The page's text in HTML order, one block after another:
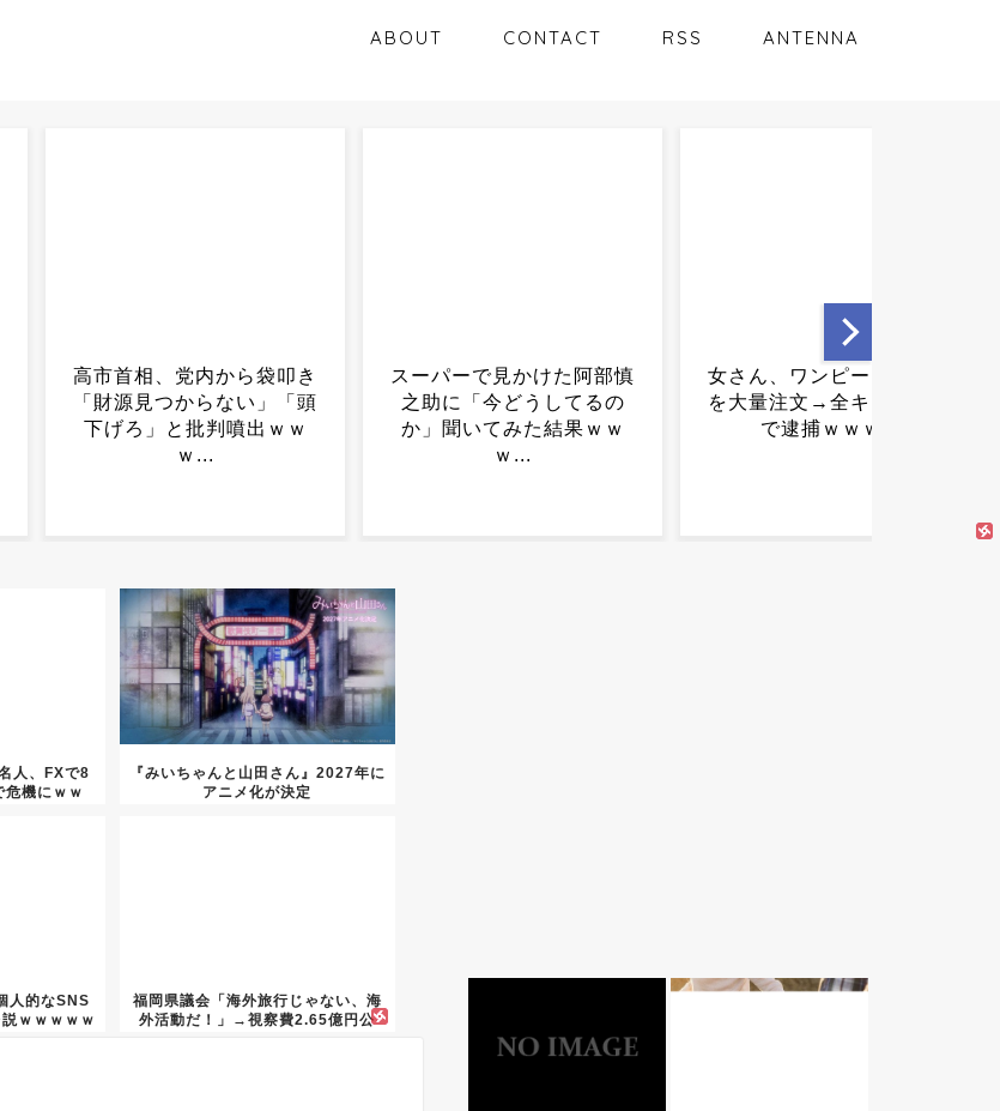
ABOUT CONTACT RSS ANTENNA
スーパーで見かけた阿部慎
之助に「今どうしてるの
か」聞いてみた結果ｗｗ
ｗ...
女さん、ワンピースグッズ
を大量注文→全キャンセル
で逮捕ｗｗｗ...
【悲報】パルワールドさ
ん、同接92万人ｗｗｗｗｗ
ｗｗｗｗｗｗｗｗｗｗｗｗ
人、FXで8
機にｗｗ
『みいちゃんと山田さん』2027年に
アニメ化が決定
人的なSNS
ｗｗｗｗｗ
福岡県議会「海外旅行じゃない、海
外活動だ！」→視察費2.65億円公